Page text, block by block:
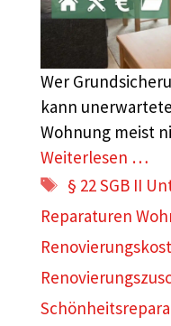
Wer
kann
Wohnung meist
Weiterlesen …
Schlagwörter
§ 22 SGB II
Reparaturen